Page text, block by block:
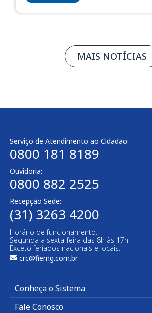
MAIS NOTÍCIAS
Serviço de Atendimento ao Cidadão:
0800 181 8189
Ouvidoria:
0800 882 2525​
Recepção Sede:
(31) 3263 4200
Horário de funcionamento:
Segunda a sexta-feira das 8h às 17h
Exceto feriados nacionais e locais.
crc@fiemg.com.br
Conheça o Sistema
Fale Conosco